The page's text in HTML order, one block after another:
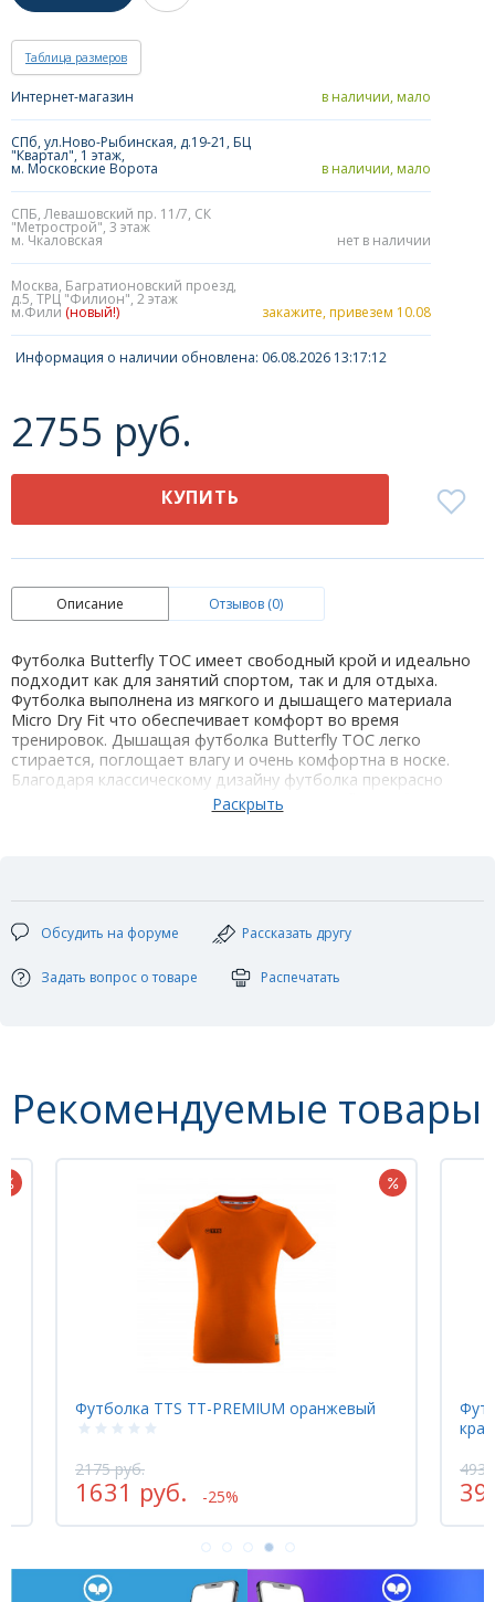
Таблица размеров
Интернет-магазин в наличии, мало
СПб, ул.Ново-Рыбинская, д.19-21, БЦ
"Квартал", 1 этаж,
м. Московские Ворота в наличии, мало
СПБ, Левашовский пр. 11/7, СК
"Метрострой", 3 этаж
м. Чкаловская нет в наличии
Москва, Багратионовский проезд,
д.5, ТРЦ "Филион", 2 этаж
м.Фили (новый!) закажите, привезем 10.08
Информация о наличии обновлена: 06.08.2026 13:17:12
2755 руб.
КУПИТЬ
Описание Отзывов (0)
Футболка Butterfly TOC имеет свободный крой и идеально
подходит как для занятий спортом, так и для отдыха.
Футболка выполнена из мягкого и дышащего материала
Micro Dry Fit что обеспечивает комфорт во время
тренировок. Дышащая футболка Butterfly TOC легко
стирается, поглощает влагу и очень комфортна в носке.
Благодаря классическому дизайну футболка прекрасно
сочетается с шортами и костюмами Butterfly. Футболка
выполнена в черном цвете с контрастным рукавом
Материал: 100% Полиэстер( Micro Dry Fit)
Цвет: черный, салатовый
Обсудить на форуме Рассказать другу
Задать вопрос о товаре Распечатать
Рекомендуемые товары
оранжевый
Футболка GEWO RAVENNA черный
3944 руб.